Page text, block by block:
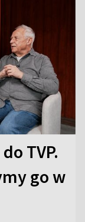
TVP.
go w